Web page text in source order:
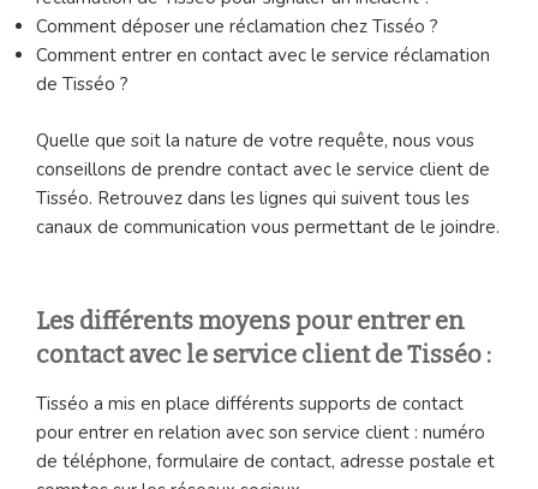
Comment déposer une réclamation chez Tisséo ?
Comment entrer en contact avec le service réclamation
de Tisséo ?
Quelle que soit la nature de votre requête, nous vous
conseillons de prendre contact avec le service client de
Tisséo. Retrouvez dans les lignes qui suivent tous les
canaux de communication vous permettant de le joindre.
Les différents moyens pour entrer en
contact avec le service client de Tisséo :
Tisséo a mis en place différents supports de contact
pour entrer en relation avec son service client : numéro
de téléphone, formulaire de contact, adresse postale et